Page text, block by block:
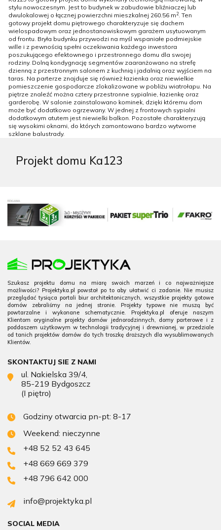
stylu nowoczesnym. Jest to budynek w zabudowie bliźniaczej lub
dwulokalowej o łącznej powierzchni mieszkalnej 260.56 m2. Ten
gotowy projekt domu piętrowego charakteryzuje się dachem
wielospadowym oraz jednostanowiskowym garażem usytuowanym
od frontu. Bryła budynku przywodzi na myśl wspaniałe podmiejskie
wille i z pewnością spełni oczekiwania każdego inwestora
poszukującego efektownego i przestronnego domu dla swojej
rodziny. Dolną kondygnację segmentów zaaranżowano na strefę
dzienną z przestronnym salonem z kuchnią i jadalnią oraz wyjściem na
taras. Na parterze znajduje się również łazienka oraz niewielkie
pomieszczenie gospodarcze zlokalizowane w pobliżu wiatrołapu. Na
piętrze znaleźć można cztery przestronne sypialnie, łazienkę oraz
garderobę. W salonie zainstalowano kominek, dzięki któremu dom
może być dodatkowo ogrzewany. W jednej z frontowych sypialni
dodatkowym atutem jest niewielki balkon. Pozostałe charakteryzują
się wysokimi oknami, do których zamontowano bardzo wytworne
szklane balustrady.
Projekt domu Ka123
Szukasz projektu domu na miarę swoich marzeń i co najważniejsze
możliwości? Projektyka.pl powstał po to aby ułatwić ci zadanie. Nie musisz
przeglądać tysiąca portali biur architektonicznych, wszystkie projekty gotowe
domów zebraliśmy na jednej stronie. Projekty typowe nie muszą być
powtarzalne i wykonane schematycznie. Projektyka.pl oferuje naszym
Klientom oryginalne projekty domów jednorodzinnych, domy parterowe i z
poddaszem użytkowym w technologii tradycyjnej i drewnianej, w przedziale
od tanich projektów domów do tych troszkę droższych dla wysublimowanych
Klientów.
SKONTAKTUJ SIE Z NAMI
ul. Nakielska 39/4,
85-219 Bydgoszcz
(I piętro)
Godziny otwarcia pn-pt: 8-17
Weekend: nieczynne
+48 52 52 43 645
+48 669 669 379
+48 796 642 000
info@projektyka.pl
SOCIAL MEDIA